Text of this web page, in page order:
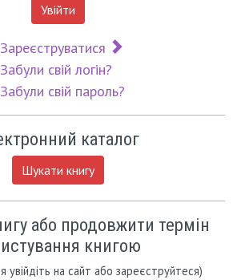
Увійти
Зареєструватися
Забули свій логін?
Забули свій пароль?
каталог
Шукати книгу
або продовжити термін
книгою
увійдіть на сайт або зареєструйтеся)